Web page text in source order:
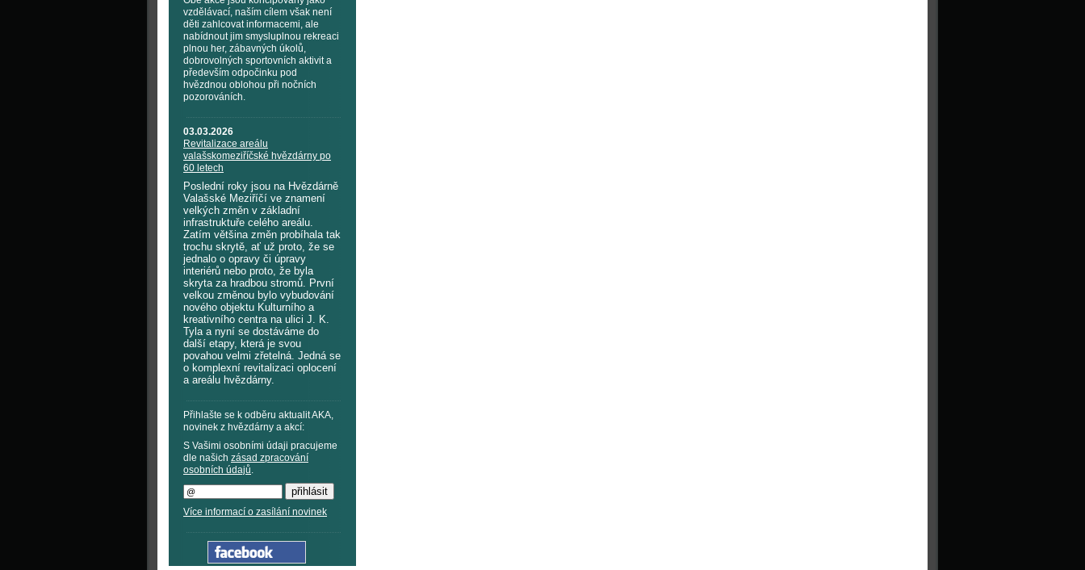
vzdělávací, naším cílem však není
děti zahlcovat informacemi, ale
nabídnout jim smysluplnou rekreaci
plnou her, zábavných úkolů,
dobrovolných sportovních aktivit a
především odpočinku pod
hvězdnou oblohou při nočních
pozorováních.
03.03.2026
Revitalizace areálu
valašskomeziříčské hvězdárny po
60 letech
Poslední roky jsou na Hvězdárně
Valašské Meziříčí ve znamení
velkých změn v základní
infrastruktuře celého areálu.
Zatím většina změn probíhala tak
trochu skrytě, ať už proto, že se
jednalo o opravy či úpravy
interiérů nebo proto, že byla
skryta za hradbou stromů. První
velkou změnou bylo vybudování
nového objektu Kulturního a
kreativního centra na ulici J. K.
Tyla a nyní se dostáváme do
další etapy, která je svou
povahou velmi zřetelná. Jedná se
o komplexní revitalizaci oplocení
a areálu hvězdárny.
Přihlašte se k odběru aktualit AKA,
novinek z hvězdárny a akcí:
S Vašimi osobními údaji pracujeme
dle našich zásad zpracování
osobních údajů.
Více informací o zasílání novinek